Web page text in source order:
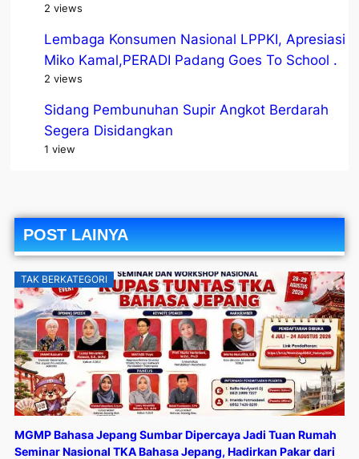
2 views
Lembaga Konsumen Nasional LPPKI, Apresiasi
Miko Kamal,PERADI Padang Goes To School .
2 views
Sidang Pembunuhan Supir Angkot Berdarah
Segera Disidangkan
1 view
POST LAINYA
TAK BERKATEGORI
MGMP Bahasa Jepang Sumbar Dipercaya Jadi Tuan Rumah
Seminar Nasional TKA Bahasa Jepang, Hadirkan Pakar dari